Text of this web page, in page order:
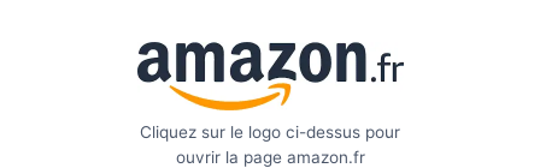
Cliquez sur le logo ci-dessus pour
ouvrir la page amazon.fr